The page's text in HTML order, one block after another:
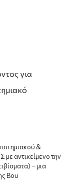
για
&
αντικείμενο την
– μια
Βου